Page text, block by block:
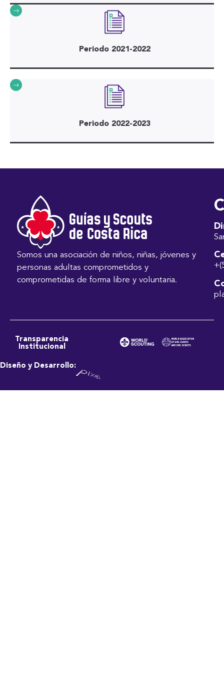
Periodo 2021-2022
Periodo 2022-2023
Somos una asociación de niños, niñas, jóvenes y
personas adultas comprometidos y
comprometidas de forma libre y voluntaria.
Transparencia
Institucional
Diseño y Desarrollo: